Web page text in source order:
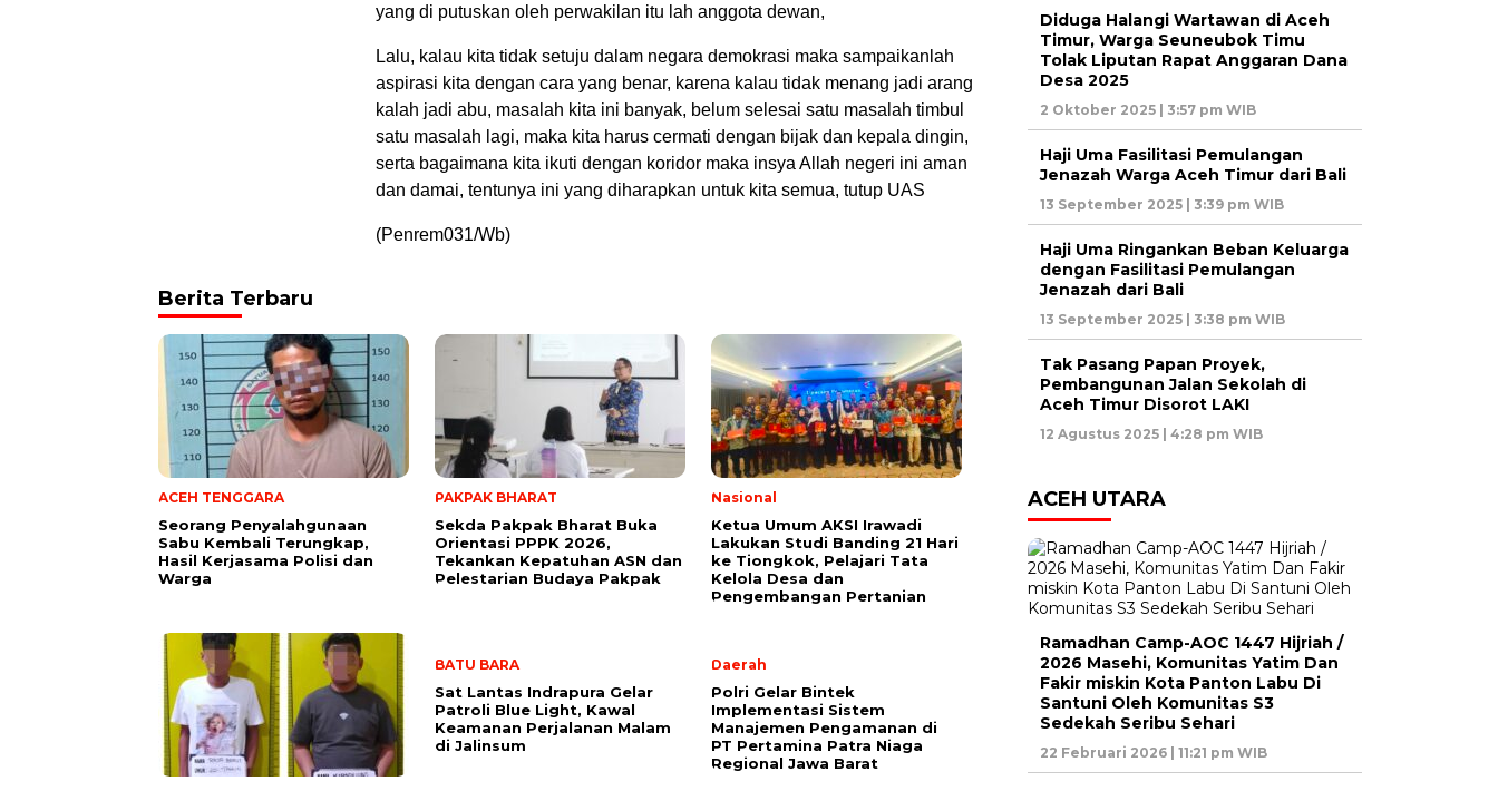
yang di putuskan oleh perwakilan itu lah anggota dewan,
Lalu, kalau kita tidak setuju dalam negara demokrasi maka sampaikanlah
aspirasi kita dengan cara yang benar, karena kalau tidak menang jadi arang
kalah jadi abu, masalah kita ini banyak, belum selesai satu masalah timbul
satu masalah lagi, maka kita harus cermati dengan bijak dan kepala dingin,
serta bagaimana kita ikuti dengan koridor maka insya Allah negeri ini aman
dan damai, tentunya ini yang diharapkan untuk kita semua, tutup UAS
(Penrem031/Wb)
Berita Terbaru
ACEH TENGGARA
Seorang Penyalahgunaan
Sabu Kembali Terungkap,
Hasil Kerjasama Polisi dan
Warga
PAKPAK BHARAT
Sekda Pakpak Bharat Buka
Orientasi PPPK 2026,
Tekankan Kepatuhan ASN dan
Pelestarian Budaya Pakpak
Nasional
Ketua Umum AKSI Irawadi
Lakukan Studi Banding 21 Hari
ke Tiongkok, Pelajari Tata
Kelola Desa dan
Pengembangan Pertanian
BATU BARA
Sat Lantas Indrapura Gelar
Patroli Blue Light, Kawal
Keamanan Perjalanan Malam
di Jalinsum
Daerah
Polri Gelar Bintek
Implementasi Sistem
Manajemen Pengamanan di
PT Pertamina Patra Niaga
Regional Jawa Barat
Diduga Halangi Wartawan di Aceh
Timur, Warga Seuneubok Timu
Tolak Liputan Rapat Anggaran Dana
Desa 2025
2 Oktober 2025 | 3:57 pm WIB
Haji Uma Fasilitasi Pemulangan
Jenazah Warga Aceh Timur dari Bali
13 September 2025 | 3:39 pm WIB
Haji Uma Ringankan Beban Keluarga
dengan Fasilitasi Pemulangan
Jenazah dari Bali
13 September 2025 | 3:38 pm WIB
Tak Pasang Papan Proyek,
Pembangunan Jalan Sekolah di
Aceh Timur Disorot LAKI
12 Agustus 2025 | 4:28 pm WIB
ACEH UTARA
Ramadhan Camp-AOC 1447 Hijriah /
2026 Masehi, Komunitas Yatim Dan
Fakir miskin Kota Panton Labu Di
Santuni Oleh Komunitas S3
Sedekah Seribu Sehari
22 Februari 2026 | 11:21 pm WIB